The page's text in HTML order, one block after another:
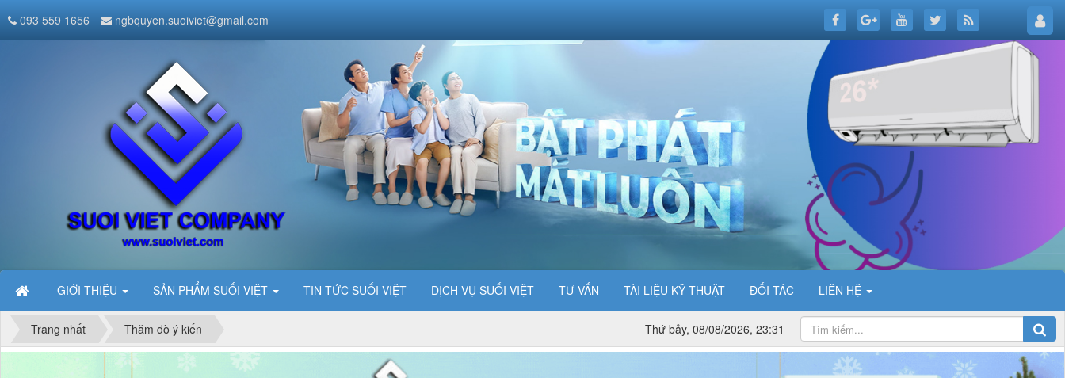
GIỚI THIỆU SẢN PHẨM SUỐI VIỆT TIN TỨC SUỐI VIỆT DỊCH VỤ SUỐI VIỆT TƯ VẤN TÀI LIỆU KỸ THUẬT ĐỐI TÁC LIÊN HỆ
093 559 1656 ngbquyen.suoiviet@gmail.com
Trang nhất Thăm dò ý kiến Thứ bảy, 08/08/2026, 23:31